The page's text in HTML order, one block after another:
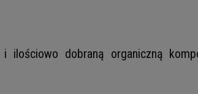
dobraną organiczną